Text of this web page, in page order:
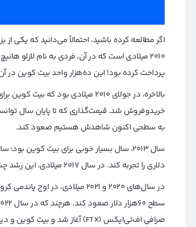
اگر مطالعه کرده باشید، احتمالاً می‌دانید که یکی
پرداخت کرده بود! این ده‌هزار واحد بیت کوین در آن زمان چیزی
به سطحی اکنون شاهدش هستیم صعود کند.
سال ۲۰۱۳، سال بسیار خوبی برای بیت
دلاری را تجربه کند. در سال ۲۰۱۷ میلادی، این رشد چشم‌گیرتر هم شد و بیت کوین توانست سطح ۱۹هزار دلاری را نیز لمس کند.
در سال‌های ۲۰۲۰ و ۲۰۲۱
صرافی اف‌تی‌ایکس (FTX) آغاز شد و بیت کوین و دیگر ارزهای دیجیتال را از رشد بازداشت.